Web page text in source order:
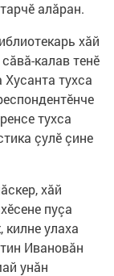
алăран.
хăй
калав тенӗ
тухса
тухса
çулӗ çине
хăй
пуçа
килне улаха
Ивановăн
унăн